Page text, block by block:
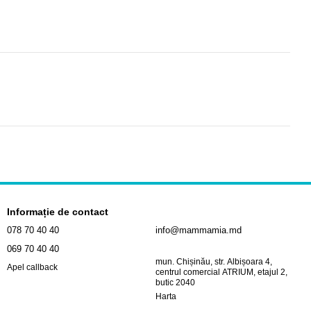
Informație de contact
078 70 40 40
069 70 40 40
Apel callback
info@mammamia.md
mun. Chișinău, str. Albișoara 4,
centrul comercial ATRIUM, etajul 2,
butic 2040
Harta